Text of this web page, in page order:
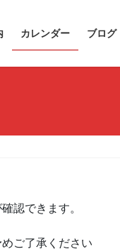
カレンダー ブログ
認できます。
ご了承ください